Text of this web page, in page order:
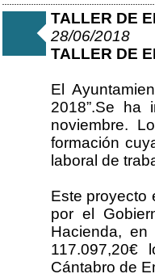
TALLER DE
28/06/2018
TALLER DE
El
2018”.Se
noviembre.
formación
laboral de
Este proyecto
por el
Hacienda,
Cántabro de